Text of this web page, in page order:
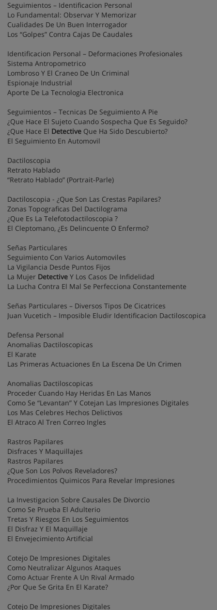
Seguimientos – Identificacion Personal
Lo Fundamental: Observar Y Memorizar
Cualidades De Un Buen Interrogador
Los “Golpes” Contra Cajas De Caudales
Identificacion Personal – Deformaciones Profesionales
Sistema Antropometrico
Lombroso Y El Craneo De Un Criminal
Espionaje Industrial
Aporte De La Tecnologia Electronica
Seguimientos – Tecnicas De Seguimiento A Pie
¿Que Hace El Sujeto Cuando Sospecha Que Es Seguido?
¿Que Hace El Detective Que Ha Sido Descubierto?
El Seguimiento En Automovil
Dactiloscopia
Retrato Hablado
“Retrato Hablado” (Portrait-Parle)
Dactiloscopia - ¿Que Son Las Crestas Papilares?
Zonas Topograficas Del Dactilograma
¿Que Es La Telefotodactiloscopia ?
El Cleptomano, ¿Es Delincuente O Enfermo?
Señas Particulares
Seguimiento Con Varios Automoviles
La Vigilancia Desde Puntos Fijos
La Mujer Detective Y Los Casos De Infidelidad
La Lucha Contra El Mal Se Perfecciona Constantemente
Señas Particulares – Diversos Tipos De Cicatrices
Juan Vucetich – Imposible Eludir Identificacion Dactiloscopica
Defensa Personal
Anomalias Dactiloscopicas
El Karate
Las Primeras Actuaciones En La Escena De Un Crimen
Anomalias Dactiloscopicas
Proceder Cuando Hay Heridas En Las Manos
Como Se “Levantan” Y Cotejan Las Impresiones Digitales
Los Mas Celebres Hechos Delictivos
El Atraco Al Tren Correo Ingles
Rastros Papilares
Disfraces Y Maquillajes
Rastros Papilares
¿Que Son Los Polvos Reveladores?
Procedimientos Quimicos Para Revelar Impresiones
La Investigacion Sobre Causales De Divorcio
Como Se Prueba El Adulterio
Tretas Y Riesgos En Los Seguimientos
El Disfraz Y El Maquillaje
El Envejecimiento Artificial
Cotejo De Impresiones Digitales
Como Neutralizar Algunos Ataques
Como Actuar Frente A Un Rival Armado
¿Por Que Se Grita En El Karate?
Cotejo De Impresiones Digitales